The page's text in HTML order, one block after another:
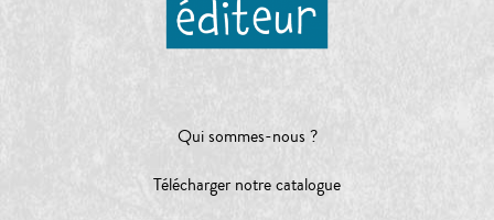
Qui sommes-nous ?
Télécharger notre catalogue